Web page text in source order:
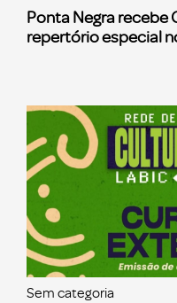
Ponta Negra recebe
repertório especial
Sem categoria